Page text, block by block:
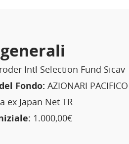
Intl Selection Fund Sicav
Fondo: AZIONARI PACIFICO
ex Japan Net TR
1.000,00€